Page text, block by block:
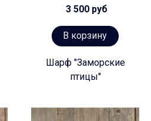
3 500 руб
В корзину
Шарф "Заморские
птицы"